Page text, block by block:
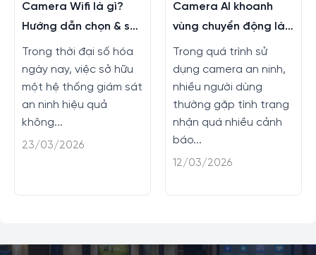
Camera Wifi là gì?
Hướng dẫn chọn & sử
dụng từ A–Z (2026)
Trong thời đại số hóa
ngày nay, việc sở hữu
một hệ thống giám sát
an ninh hiệu quả
không...
23/03/2026
Camera AI khoanh
vùng chuyển động là
gì? Có lợi ích gì?
Trong quá trình sử
dụng camera an ninh,
nhiều người dùng
thường gặp tình trạng
nhận quá nhiều cảnh
báo...
12/03/2026